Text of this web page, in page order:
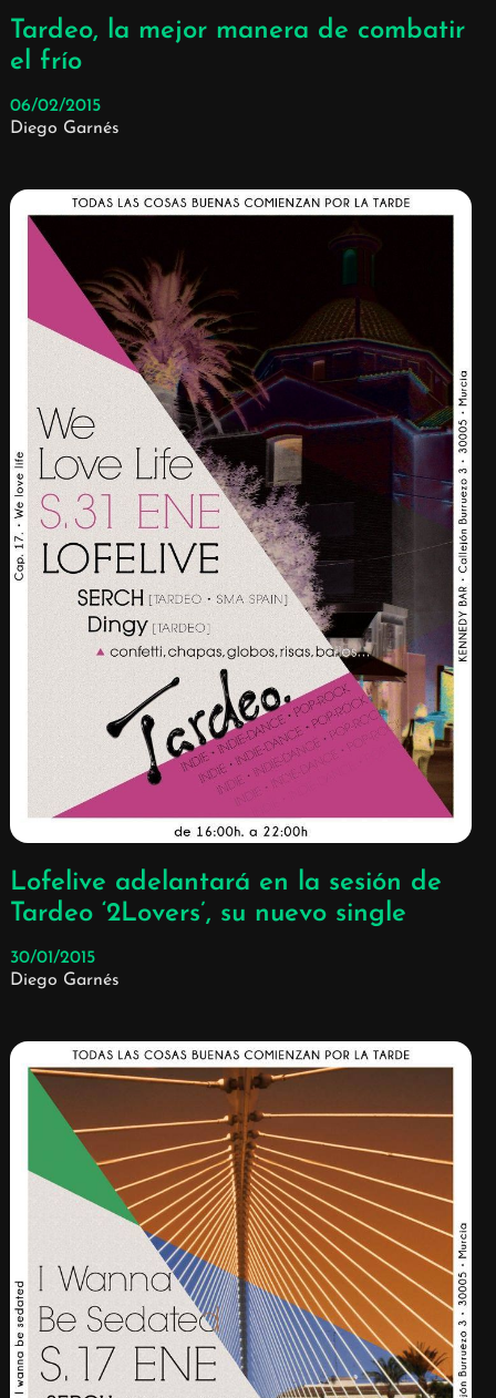
Tardeo, la mejor manera de combatir
el frío
06/02/2015
Diego Garnés
Lofelive adelantará en la sesión de
Tardeo ‘2Lovers’, su nuevo single
30/01/2015
Diego Garnés